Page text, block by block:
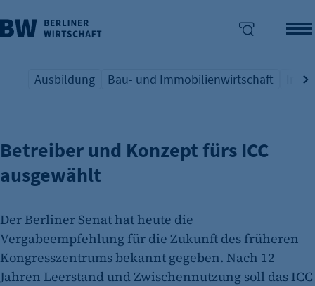
überspringen
Übersicht Schlagwort
Ausbildung
Übersicht Schlagwort
Bau- und Immobilienwirtschaft
EHEMALIGES KONGRESSZENTRUM
Betreiber und Konzept fürs ICC
ausgewählt
Der Berliner Senat hat heute die
Vergabeempfehlung für die Zukunft des früheren
Kongresszentrums bekannt gegeben. Nach 12
Jahren Leerstand und Zwischennutzung soll das ICC